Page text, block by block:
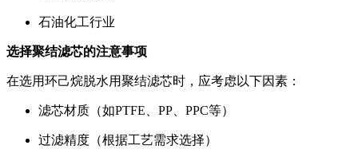
石油化工行业
选择聚结滤芯的注意事项
在选用环己烷脱水用聚结滤芯时，应考虑以下因素：
滤芯材质（如PTFE、PP、PPC等）
过滤精度（根据工艺需求选择）